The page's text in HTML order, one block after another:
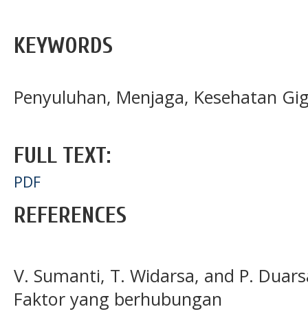
KEYWORDS
Penyuluhan, Menjaga, Kesehatan
FULL TEXT:
PDF
REFERENCES
V. Sumanti, T. Widarsa, and P.
Faktor yang berhubungan